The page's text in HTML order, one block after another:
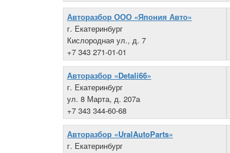
Авторазбор ООО «Япония Авто»
г. Екатеринбург
Кислородная ул., д. 7
+7 343 271-01-01
Авторазбор «Detali66»
г. Екатеринбург
ул. 8 Марта, д. 207а
+7 343 344-60-68
Авторазбор «UralAutoParts»
г. Екатеринбург